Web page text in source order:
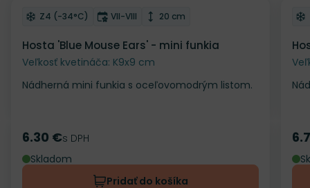
Odober do zoznamu želaní
Mrazuvzdornosť
Z4 (-34°C) Doba kvitnutia
VII-VIII Výška rastliny
20 cm
Hosta 'Blue Mouse Ears' - mini funkia
Veľkosť kvetináča: K9x9 cm
Nádherná mini funkia s oceľovomodrým listom.
Cena
6.30 €s DPH
Skladom
Pridať do košíka